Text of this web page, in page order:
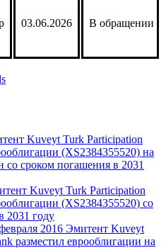
03.06.2026 В обращении
Kuveyt Turk Participation
(XS2384355520) на
сроком погашения в 2031
Kuveyt Turk Participation
(XS2384355520) со
2031 году
2016 Эмитент Kuveyt
разместил еврооблигации на